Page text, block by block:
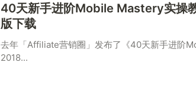
40天新手进阶Mobile Mastery实操
版下载
去年「Affiliate营销圈」发布了《40天新手进阶
2018...